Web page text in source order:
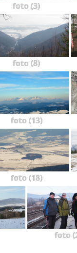
foto (3)
foto (8)
foto (13)
foto (18)
foto